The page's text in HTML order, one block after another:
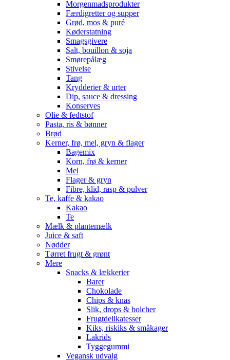
Morgenmadsprodukter
Færdigretter og supper
Grød, mos & puré
Køderstatning
Smagsgivere
Salt, bouillon & soja
Smørepålæg
Stivelse
Tang
Krydderier & urter
Dip, sauce & dressing
Konserves
Olie & fedtstof
Pasta, ris & bønner
Brød
Kerner, frø, mel, gryn & flager
Bagemix
Korn, frø & kerner
Mel
Flager & gryn
Fibre, klid, rasp & pulver
Te, kaffe & kakao
Kakao
Te
Mælk & plantemælk
Juice & saft
Nødder
Tørret frugt & grønt
Mere
Snacks & lækkerier
Barer
Chokolade
Chips & knas
Slik, drops & bolcher
Frugtdelikatesser
Kiks, riskiks & småkager
Lakrids
Tyggegummi
Vegansk udvalg